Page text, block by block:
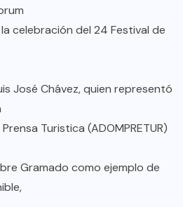
celebración del 24 Festival de
José Chávez, quien representó
Turistica (ADOMPRETUR)
Gramado como ejemplo de